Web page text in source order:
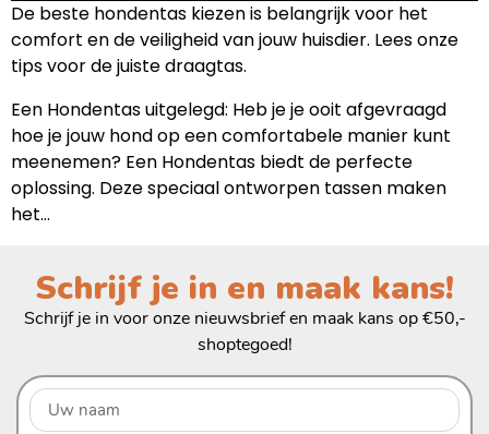
De beste hondentas kiezen is belangrijk voor het
comfort en de veiligheid van jouw huisdier. Lees onze
tips voor de juiste draagtas.
Een Hondentas uitgelegd: Heb je je ooit afgevraagd
hoe je jouw hond op een comfortabele manier kunt
meenemen? Een Hondentas biedt de perfecte
oplossing. Deze speciaal ontworpen tassen maken
het…
Schrijf je in en maak kans!
Schrijf je in voor onze nieuwsbrief en maak kans op €50,-
shoptegoed!